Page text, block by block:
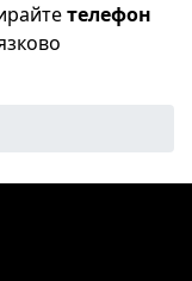
телефон